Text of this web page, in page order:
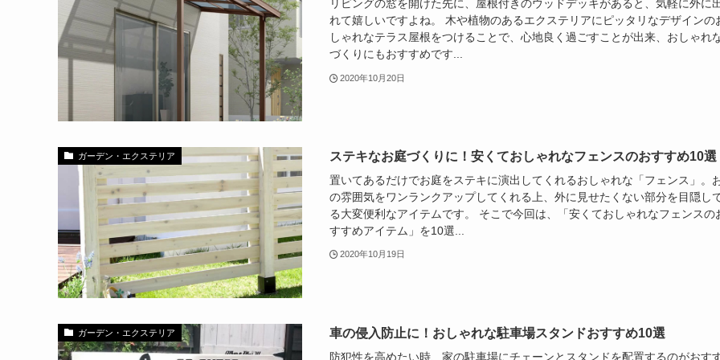
リビングの窓を開けた先に、屋根付きのウッドデッキがあると、気軽に外に
れて嬉しいですよね。 木や植物のあるエクステリアにピッタリなデザインの
しゃれなテラス屋根をつけることで、心地良く過ごすことが出来、おしゃれ
づくりにもおすすめです...
2020年10月20日
ガーデン・エクステリア ステキなお庭づくりに！安くておしゃれなフェンスのおすすめ10選
置いてあるだけでお庭をステキに演出してくれるおしゃれな「フェンス」。
の雰囲気をワンランクアップしてくれる上、外に見せたくない部分を目隠し
る大変便利なアイテムです。 そこで今回は、「安くておしゃれなフェンスの
すすめアイテム」を10選...
2020年10月19日
ガーデン・エクステリア 車の侵入防止に！おしゃれな駐車場スタンドおすすめ10選
防犯性を高めたい時、家の駐車場にチェーンとスタンドを配置するのがおす